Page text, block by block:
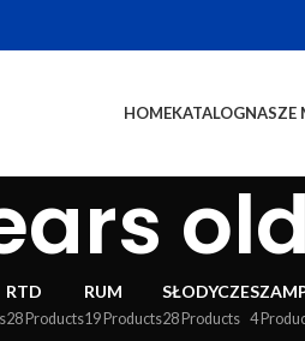
HOMEKATALOGNASZE
old
RTD
28 Products
RUM
19 Products
SŁODYCZE
28 Products 4